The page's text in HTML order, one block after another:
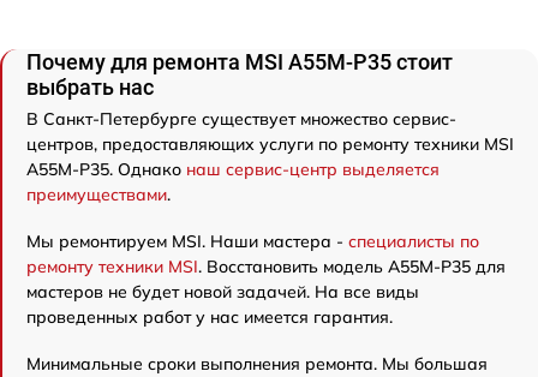
Почему для ремонта MSI A55M-P35 стоит
выбрать нас
В Санкт-Петербурге существует множество сервис-
центров, предоставляющих услуги по ремонту техники MSI
A55M-P35. Однако наш сервис-центр выделяется
преимуществами.
Мы ремонтируем MSI. Наши мастера - специалисты по
ремонту техники MSI. Восстановить модель A55M-P35 для
мастеров не будет новой задачей. На все виды
проведенных работ у нас имеется гарантия.
Минимальные сроки выполнения ремонта. Мы большая